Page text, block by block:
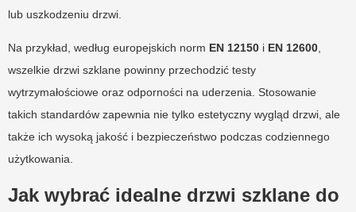
lub uszkodzeniu drzwi.
Na przykład, według europejskich norm EN 12150 i EN 12600,
wszelkie drzwi szklane powinny przechodzić testy
wytrzymałościowe oraz odporności na uderzenia. Stosowanie
takich standardów zapewnia nie tylko estetyczny wygląd drzwi, ale
także ich wysoką jakość i bezpieczeństwo podczas codziennego
użytkowania.
Jak wybrać idealne drzwi szklane do